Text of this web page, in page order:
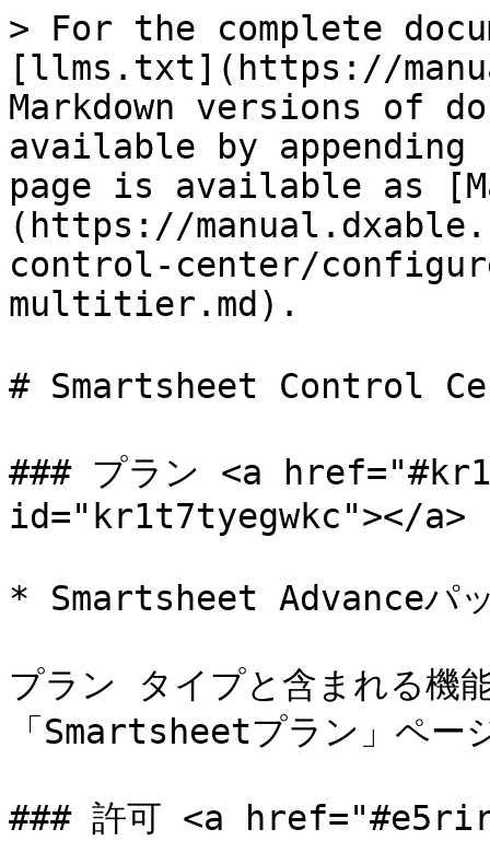
> For the complete
[llms.txt](https://
Markdown versions of
available by
page is available as
(https://
control-center/
multitier.md).
# Smartsheet Control
### プラン <a
id="kr1t7tyegwkc"></a>
* Smartsheet Advanceパ
プラン タイプと含まれる機
「Smartsheetプラン」ペー
### 許可 <a